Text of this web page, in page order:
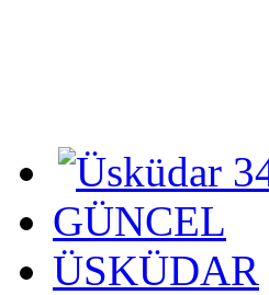
GÜNCEL
ÜSKÜDAR